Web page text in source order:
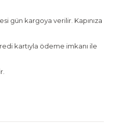
gün kargoya verilir. Kapınıza
kartıyla ödeme imkanı ile